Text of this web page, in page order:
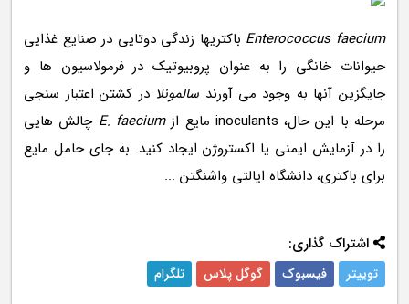
Enterococcus faecium باکتریها زندگی دوتایی در صنایع غذایی
حیوانات خانگی را به عنوان پروبیوتیک در فرمولاسیون ها و
جایگزین آنها به وجود می آورند سالمونلا در کشتن اعتبار سنجی
مرحله با این حال، inoculants مایع از
E. faecium چالش هایی
را در آزمایش ایمنی یا اکستروژن ایجاد کنید. به جای حامل مایع
برای باکتری، دانشگاه ایالتی واشنگتن ...
اشتراک گذاری:
توییتر فیسبوک گوگل پلاس تلگرام